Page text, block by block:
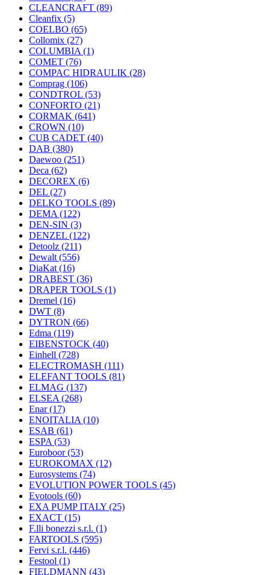
CLEANCRAFT (89)
Cleanfix (5)
COELBO (65)
Collomix (27)
COLUMBIA (1)
COMET (76)
COMPAC HIDRAULIK (28)
Comprag (106)
CONDTROL (53)
CONFORTO (21)
CORMAK (641)
CROWN (10)
CUB CADET (40)
DAB (380)
Daewoo (251)
Deca (62)
DECOREX (6)
DEL (27)
DELKO TOOLS (89)
DEMA (122)
DEN-SIN (3)
DENZEL (122)
Detoolz (211)
Dewalt (556)
DiaKat (16)
DRABEST (36)
DRAPER TOOLS (1)
Dremel (16)
DWT (8)
DYTRON (66)
Edma (119)
EIBENSTOCK (40)
Einhell (728)
ELECTROMASH (111)
ELEFANT TOOLS (81)
ELMAG (137)
ELSEA (268)
Enar(17)
ENOITALIA (10)
ESAB (61)
ESPA (53)
Euroboor(53)
EUROKOMAX (12)
Eurosystems (74)
EVOLUTION POWER TOOLS (45)
Evotools (60)
EXA PUMP ITALY (25)
EXACT (15)
F.lli bonezzi s.r.l. (1)
FARTOOLS (595)
Fervi s.r.l. (446)
Festool (1)
FIELDMANN (43)